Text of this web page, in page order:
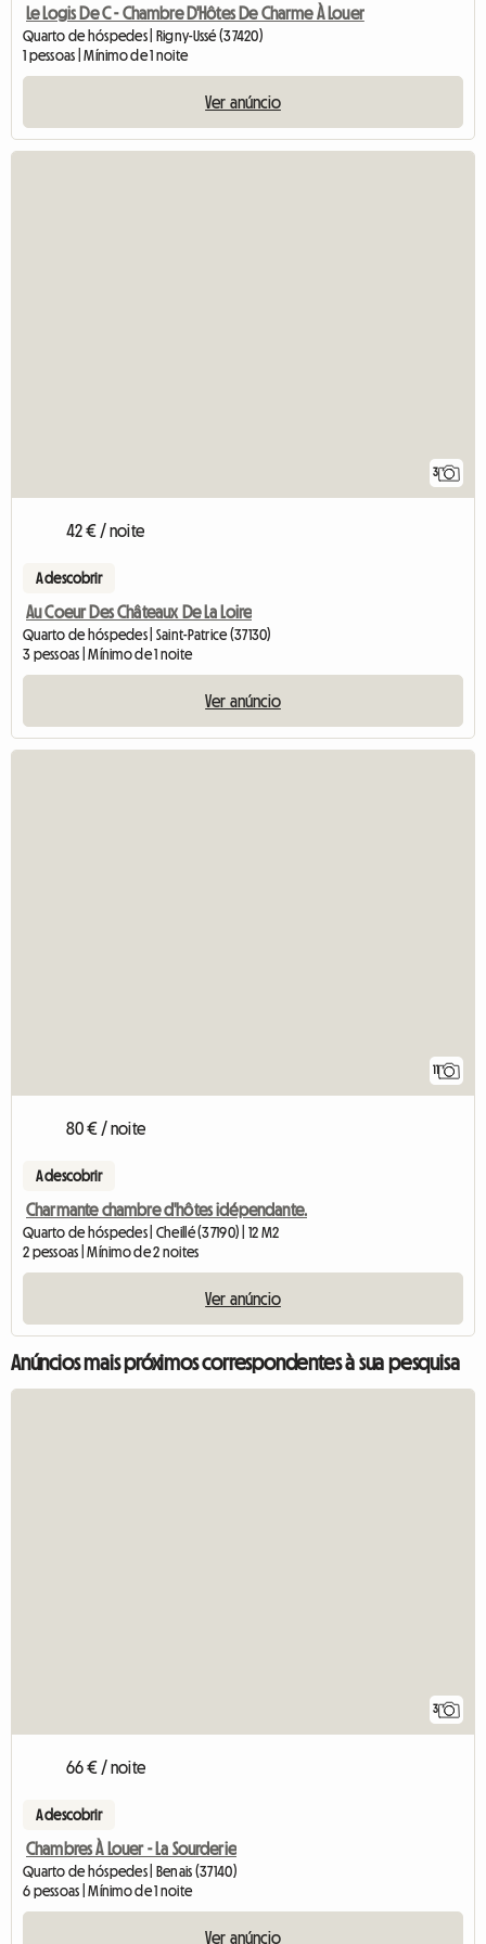
Le Logis De C - Chambre D'Hôtes De Charme À Louer
Quarto de hóspedes | Rigny-Ussé (37420)
1 pessoas | Mínimo de 1 noite
Ver anúncio
3
42 € / noite
A descobrir
Au Coeur Des Châteaux De La Loire
Quarto de hóspedes | Saint-Patrice (37130)
3 pessoas | Mínimo de 1 noite
Ver anúncio
11
80 € / noite
A descobrir
Charmante chambre d'hôtes idépendante.
Quarto de hóspedes | Cheillé (37190) | 12 M2
2 pessoas | Mínimo de 2 noites
Ver anúncio
Anúncios mais próximos correspondentes à sua pesquisa
3
66 € / noite
A descobrir
Chambres À Louer - La Sourderie
Quarto de hóspedes | Benais (37140)
6 pessoas | Mínimo de 1 noite
Ver anúncio